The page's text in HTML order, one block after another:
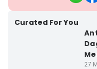
Curated For You
27